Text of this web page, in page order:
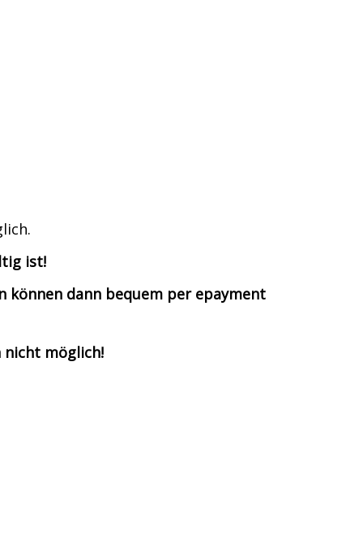
ist!
können dann bequem per epayment
nicht möglich!